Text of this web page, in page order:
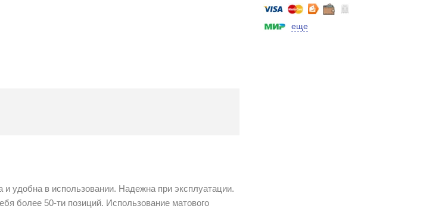
еще
удобна в использовании. Надежна при эксплуатации.
более 50-ти позиций. Использование матового